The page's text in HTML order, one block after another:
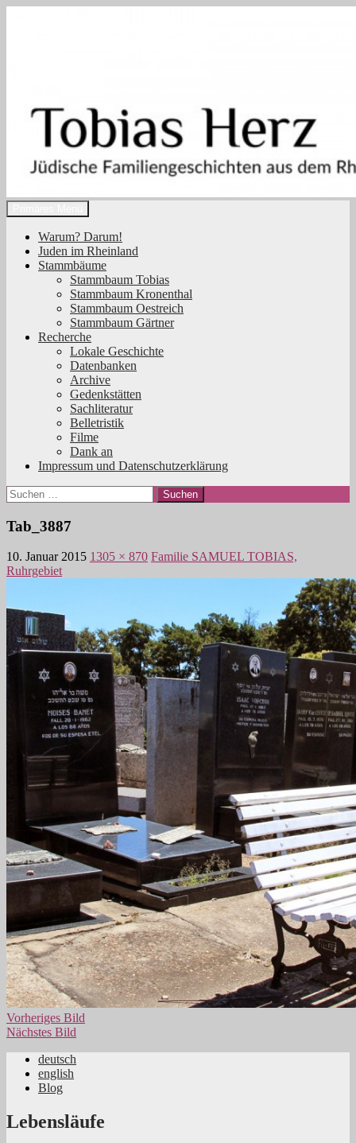
Tobias Herz
Suchen
Warum? Darum!
Juden im Rheinland
Stammbäume
Stammbaum Tobias
Stammbaum Kronenthal
Stammbaum Oestreich
Stammbaum Gärtner
Recherche
Lokale Geschichte
Datenbanken
Archive
Gedenkstätten
Sachliteratur
Belletristik
Filme
Dank an
Impressum und Datenschutzerklärung
Suchen
nach:
Tab_3887
10. Januar 2015 1305 × 870 Familie SAMUEL TOBIAS,
Ruhrgebiet
Vorheriges Bild
Nächstes Bild
Jüdische Familiengeschichte aus dem
Rheinland
deutsch
english
Blog
Lebensläufe